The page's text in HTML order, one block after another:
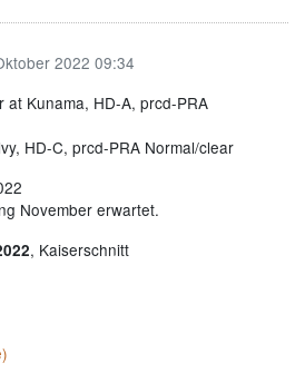
2022 09:34
at Kunama, HD-A, prcd-PRA
HD-C, prcd-PRA Normal/clear
November erwartet.
, Kaiserschnitt